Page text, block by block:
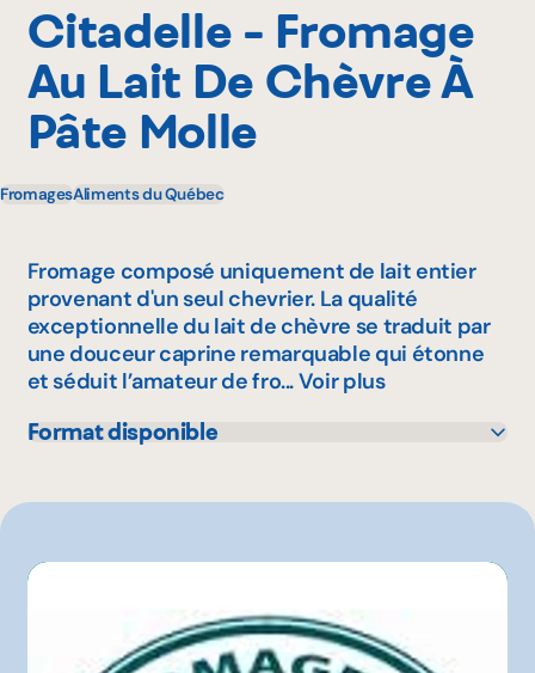
Citadelle - Fromage
Au Lait De Chèvre À
Pâte Molle
FromagesAliments du Québec
Fromage composé uniquement de lait entier
provenant d'un seul chevrier. La qualité
exceptionnelle du lait de chèvre se traduit par
une douceur caprine remarquable qui étonne
et séduit l’amateur de fro...Voir plus
Format disponible